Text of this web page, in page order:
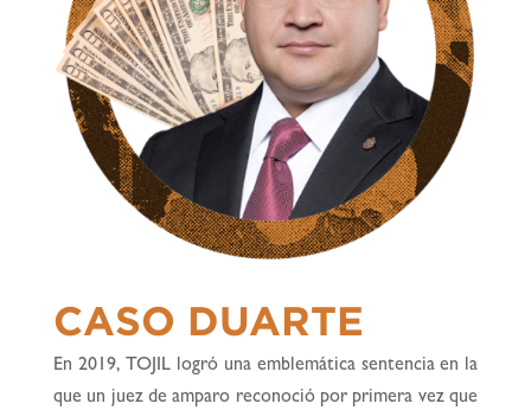
CASO DUARTE
En 2019, TOJIL logró una emblemática sentencia en la
que un juez de amparo reconoció por primera vez que